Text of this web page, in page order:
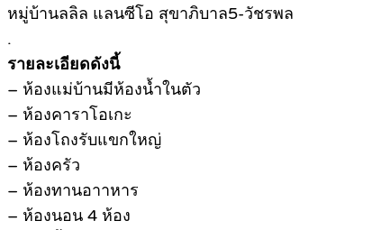
หมู่บ้านลลิล แลนซีโอ สุขาภิบาล5-วัชรพล
.
รายละเอียดดังนี้
– ห้องแม่บ้านมีห้องน้ำในตัว
– ห้องคาราโอเกะ
– ห้องโถงรับแขกใหญ่
– ห้องครัว
– ห้องทานอาาหาร
– ห้องนอน 4 ห้อง